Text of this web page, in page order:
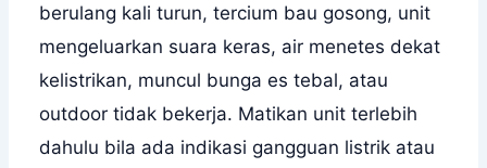
berulang kali turun, tercium bau gosong, unit
mengeluarkan suara keras, air menetes dekat
kelistrikan, muncul bunga es tebal, atau
outdoor tidak bekerja. Matikan unit terlebih
dahulu bila ada indikasi gangguan listrik atau